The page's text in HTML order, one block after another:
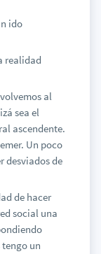
ido
realidad
al
sea el
ascendente.
Un poco
desviados de
de hacer
social una
tengo un